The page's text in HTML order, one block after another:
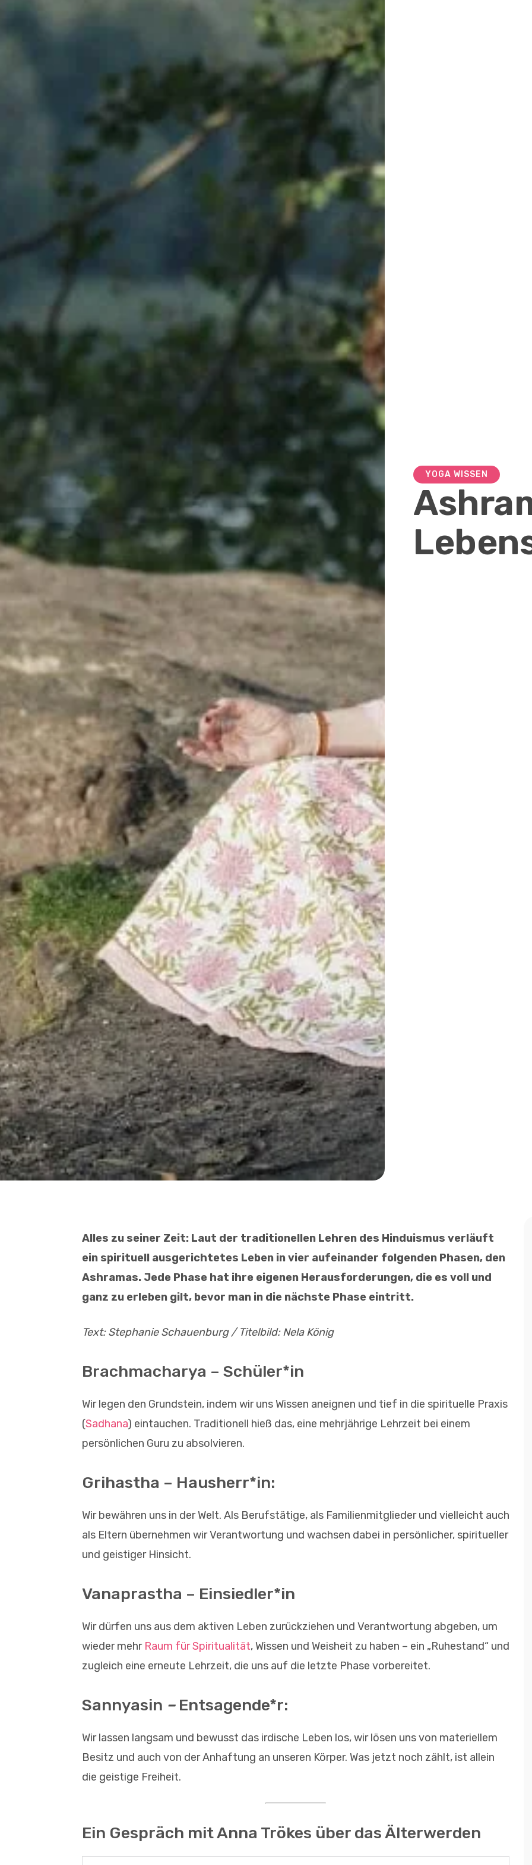
YOGA WISSEN
Alles zu seiner Zeit: Laut der traditionellen Lehren des Hinduismus verläuft
ein spirituell ausgerichtetes Leben in vier aufeinander folgenden Phasen, den
Ashramas. Jede Phase hat ihre eigenen Herausforderungen, die es voll und
ganz zu er­leben gilt, bevor man in die nächste Phase eintritt.
Text: Stephanie Schauenburg / Titelbild: Nela König
Brachmacharya – Schüler*in
Wir legen den Grundstein, indem wir uns Wissen aneignen und tief in die spirituelle Praxis
(Sadhana) eintauchen. Traditionell hieß das, eine mehrjährige Lehrzeit bei einem
persönlichen Guru zu absolvieren.
Grihastha – Hausherr*in:
Wir bewähren uns in der Welt. Als Berufstätige, als Familienmitglieder und vielleicht auch
als Eltern übernehmen wir Verantwortung und wachsen dabei in persönlicher, spiritueller
und geistiger Hinsicht.
Vanaprastha – Einsiedler*in
Wir dürfen uns aus dem aktiven Leben zurückziehen und Verantwortung abgeben, um
wieder mehr Raum für Spiritualität, Wissen und Weisheit zu haben – ein „Ruhestand“ und
zugleich eine erneute Lehrzeit, die uns auf die letzte Phase vorbereitet.
Sannyasin – Entsagende*r:
Wir lassen langsam und bewusst das irdische Leben los, wir lösen uns von materiellem
Besitz und auch von der Anhaftung an unseren Körper. Was jetzt noch zählt, ist allein
die geistige Freiheit.
Ein Gespräch mit Anna Trökes über das Älterwerden